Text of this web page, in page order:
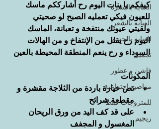
العناية بالبشرة
العناية بالشعر
العناية بالجسم
تجميل
فاشن و عطور
مواضيع اجتماعية
للمتزوجات فقط
ريجيم
كيفكم يا بنات اليوم رح أشارككم ماسك
للعيون فيكي تعمليه الصبح لو صحيتي
ولقيتي عيونك منتفخة و تعبانة، الماسك
اليوم رح يقلل من الإنتفاخ و من الهالات
السوداء و رح ينعم المنطقة المحيطة بالعين
المكونات
نص خيارة باردة من الثلاجة مقشرة و
مقطعة شرائح
على قد كف اليد من ورق الريحان
المغسول و المجفف